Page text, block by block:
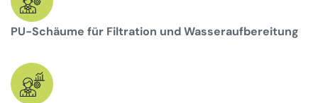
PU-Schäume für Filtration und Wasseraufbereitung